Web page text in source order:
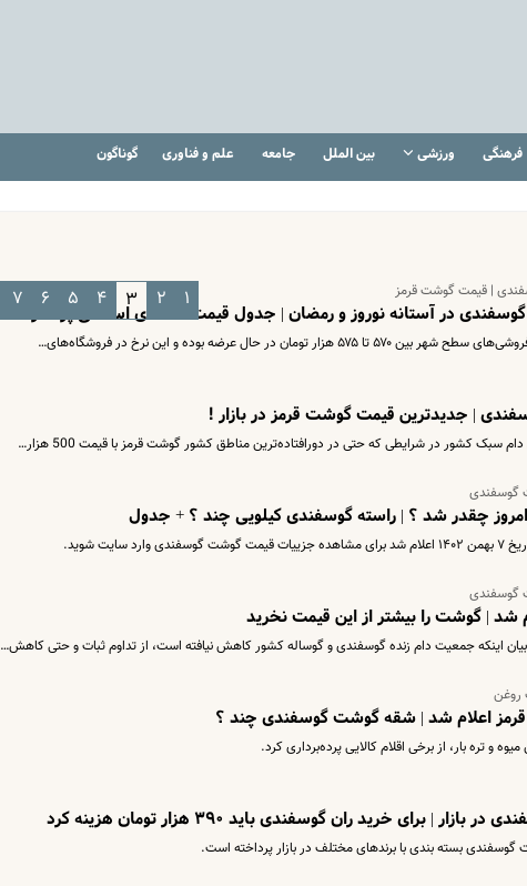
فرهنگی ورزشی بین الملل جامعه علم و فناوری گوناگون
| قیمت گوشت قرمز
در آستانه نوروز و رمضان | جدول قیمت کالاهای اساسی پرمصرف
تومان در حال عرضه بوده و این نرخ در فروشگاه‌های…
| جدیدترین قیمت گوشت قرمز در بازار !
سبک کشور در شرایطی که حتی در دورافتاده‌ترین مناطق کشور گوشت قرمز با قیمت 500 هزار…
گوسفندی
چقدر شد ؟ | راسته گوسفندی کیلویی چند ؟ + جدول
شوید.
گوسفندی
| گوشت را بیشتر از این قیمت نخرید
اینکه جمعیت دام زنده گوسفندی و گوساله کشور کاهش نیافته است، از تداوم ثبات و حتی کاهش…
روغن
اعلام شد | شقه گوشت گوسفندی چند ؟
و تره بار، از برخی اقلام کالایی پرده‌برداری کرد.
| برای خرید ران گوسفندی باید ۳۹۰ هزار تومان هزینه کرد
بسته بندی با برندهای مختلف در بازار پرداخته است.
۱ ۲ ۳ ۴ ۵ ۶ ۷